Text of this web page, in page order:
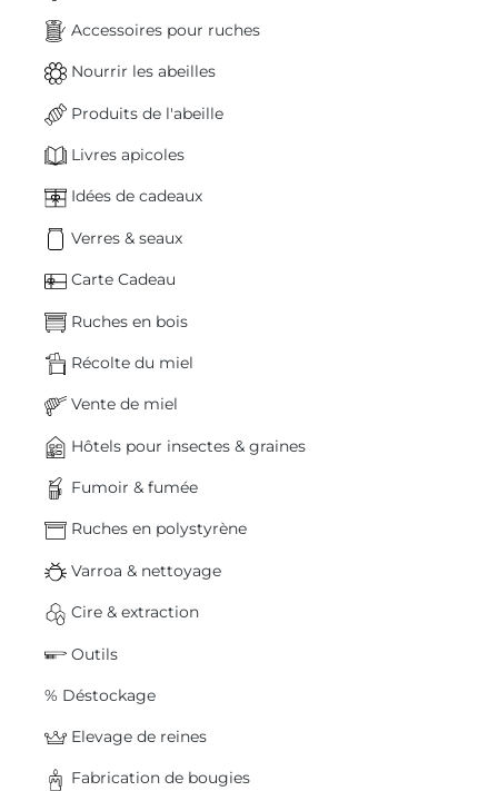
Accessoires pour ruches
Nourrir les abeilles
Produits de l'abeille
Livres apicoles
Idées de cadeaux
Verres & seaux
Carte Cadeau
Ruches en bois
Récolte du miel
Vente de miel
Hôtels pour insectes & graines
Fumoir & fumée
Ruches en polystyrène
Varroa & nettoyage
Cire & extraction
Outils
% Déstockage
Elevage de reines
Fabrication de bougies